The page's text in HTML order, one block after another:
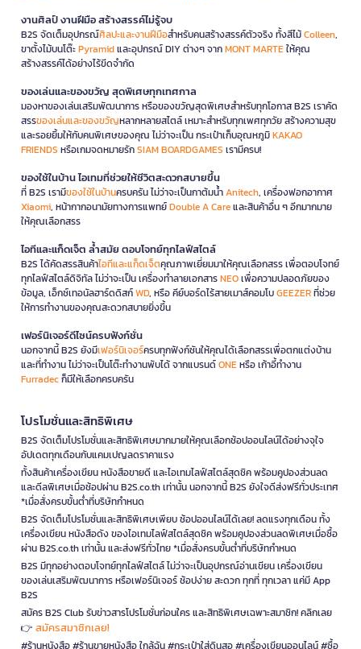
งานศิลป์ งานฝีมือ สร้างสรรค์ไม่รู้จบ
B2S จัดเต็มอุปกรณ์ศิลปะและงานฝีมือสำหรับคนสร้างสรรค์ตัวจริง ทั้งสีไม้Colleen,
ขาตั้งไม้บนโต๊ะPyramidและอุปกรณ์ DIY ต่างๆ จากMONT MARTEให้คุณ
สร้างสรรค์ได้อย่างไร้ขีดจำกัด
ของเล่นและของขวัญ สุดพิเศษทุกเทศกาล
มองหาของเล่นเสริมพัฒนาการ หรือของขวัญสุดพิเศษสำหรับทุกโอกาส B2S เราคัด
สรรของเล่นและของขวัญหลากหลายสไตล์ เหมาะสำหรับทุกเพศทุกวัย สร้างความสุข
และรอยยิ้มให้กับคนพิเศษของคุณ ไม่ว่าจะเป็น กระเป๋าเก็บอุณหภูมิKAKAO
FRIENDS หรือเกมจดหมายรักSIAM BOARDGAMES เรามีครบ!
ของใช้ในบ้าน ไอเทมที่ช่วยให้ชีวิตสะดวกสบายขึ้น
ที่ B2S เรามีของใช้ในบ้านครบครัน ไม่ว่าจะเป็นกาต้มน้ำAnitech, เครื่องฟอกอากาศ
Xiaomi, หน้ากากอนามัยทางการแพทย์Double A Careและสินค้าอื่น ๆ อีกมากมาย
ให้คุณเลือกสรร
ไอทีและแก็ดเจ็ต ล้ำสมัย ตอบโจทย์ทุกไลฟ์สไตล์
B2S ได้คัดสรรสินค้าไอทีและแก็ดเจ็ตคุณภาพเยี่ยมมาให้คุณเลือกสรร เพื่อตอบโจทย์
ทุกไลฟ์สไตล์ดิจิทัล ไม่ว่าจะเป็น เครื่องทำลายเอกสารNEOเพื่อความปลอดภัยของ
ข้อมูล, เอ็กซ์เทอนัลฮาร์ดดิสก์WD, หรือ คีย์บอร์ดไร้สายเมาส์คอมโบGEEZERที่ช่วย
ให้การทำงานของคุณสะดวกสบายยิ่งขึ้น
เฟอร์นิเจอร์ดีไซน์ครบฟังก์ชั่น
นอกจากนี้ B2S ยังมีเฟอร์นิเจอร์ครบทุกฟังก์ชันให้คุณได้เลือกสรรเพื่อตกแต่งบ้าน
และที่ทำงาน ไม่ว่าจะเป็นโต๊ะทำงานพับได้ จากแบรนด์ONEหรือ เก้าอี้ทำงาน
Furradecก็มีให้เลือกครบครัน
โปรโมชั่นและสิทธิพิเศษ
B2S จัดเต็มโปรโมชั่นและสิทธิพิเศษมากมายให้คุณเลือกช้อปออนไลน์ได้อย่างจุใจ
อัปเดตทุกเดือนกับแคมเปญลดราคาแรง
ทั้งสินค้าเครื่องเขียน หนังสือขายดี และไอเทมไลฟ์สไตล์สุดชิค พร้อมคูปองส่วนลด
และดีลพิเศษเมื่อช้อปผ่าน B2S.co.th เท่านั้น นอกจากนี้ B2S ยังใจดีส่งฟรีทั่วประเทศ
*เมื่อสั่งครบขั้นต่ำที่บริษัทกำหนด
B2S จัดเต็มโปรโมชั่นและสิทธิพิเศษเพียบ ช้อปออนไลน์ได้เลย! ลดแรงทุกเดือน ทั้ง
เครื่องเขียน หนังสือดัง ของไอเทมไลฟ์สไตล์สุดชิค พร้อมคูปองส่วนลดพิเศษเมื่อซื้อ
ผ่าน B2S.co.th เท่านั้น และส่งฟรีทั่วไทย *เมื่อสั่งครบขั้นต่ำที่บริษัทกำหนด
B2S มีทุกอย่างตอบโจทย์ทุกไลฟ์สไตล์ ไม่ว่าจะเป็นอุปกรณ์อ่านเขียน เครื่องเขียน
ของเล่นเสริมพัฒนาการ หรือเฟอร์นิเจอร์ ช้อปง่าย สะดวก ทุกที่ ทุกเวลา แค่มี App
B2S
สมัคร B2S Club รับข่าวสารโปรโมชั่นก่อนใคร และสิทธิพิเศษเฉพาะสมาชิก! คลิกเลย
👉 สมัครสมาชิกเลย!
#ร้านหนังสือ #ร้านขายหนังสือ ใกล้ฉัน #กระเป๋าใส่ดินสอ #เครื่องเขียนออนไลน์ #ซื้อ